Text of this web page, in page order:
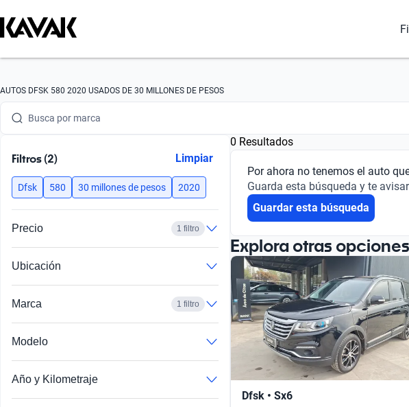
AUTOS DFSK 580 2020 USADOS DE 30 MILLONES DE PESOS
Busca por versión
Busca por año
Busca por modelo
Busca por año
Filtros (2) Limpiar
Dfsk 580 30 millones de pesos 2020
Precio 1 filtro
Ubicación
Marca 1 filtro
Modelo
Año y Kilometraje
0 Resultados
Por ahora no tenemos el auto
Guarda esta búsqueda y te
Guardar esta búsqueda
Explora otras
Dfsk • Sx6